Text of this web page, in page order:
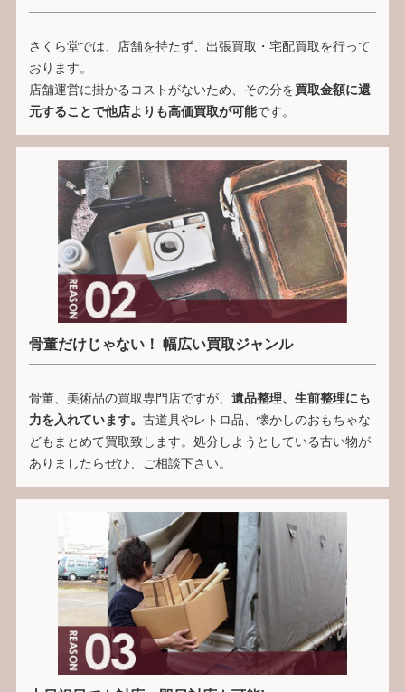
さくら堂では、店舗を持たず、出張買取・宅配買取を行って
おります。
店舗運営に掛かるコストがないため、その分を買取金額に還
元することで他店よりも高価買取が可能です。
骨董だけじゃない！ 幅広い買取ジャンル
骨董、美術品の買取専門店ですが、 遺品整理、生前整理にも
力を入れています。 古道具やレトロ品、懐かしのおもちゃな
どもまとめて買取致します。処分しようとしている古い物が
ありましたらぜひ、ご相談下さい。